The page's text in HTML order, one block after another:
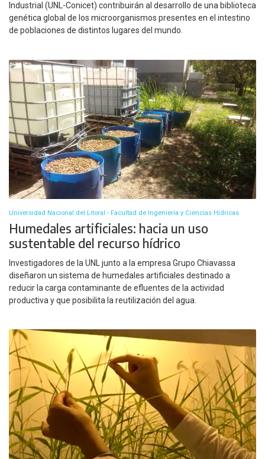
Industrial (UNL-Conicet) contribuirán al desarrollo de una biblioteca
genética global de los microorganismos presentes en el intestino
de poblaciones de distintos lugares del mundo.
Universidad Nacional del Litoral - Facultad de Ingeniería y Ciencias Hídricas
Humedales artificiales: hacia un uso
sustentable del recurso hídrico
Investigadores de la UNL junto a la empresa Grupo Chiavassa
diseñaron un sistema de humedales artificiales destinado a
reducir la carga contaminante de efluentes de la actividad
productiva y que posibilita la reutilización del agua.